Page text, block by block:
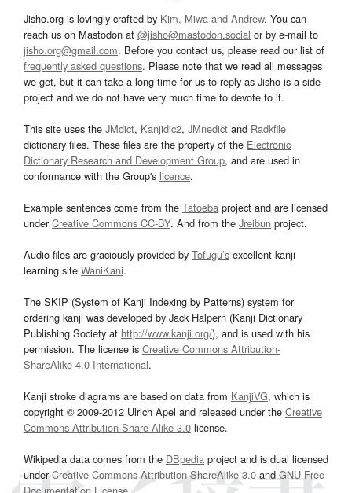
Jisho.org is lovingly crafted by Kim, Miwa and Andrew. You can
reach us on Mastodon at @jisho@mastodon.social or by e-mail to
jisho.org@gmail.com. Before you contact us, please read our list of
frequently asked questions. Please note that we read all messages
we get, but it can take a long time for us to reply as Jisho is a side
project and we do not have very much time to devote to it.
This site uses the JMdict, Kanjidic2, JMnedict and Radkfile
dictionary files. These files are the property of the Electronic
Dictionary Research and Development Group, and are used in
conformance with the Group's licence.
Example sentences come from the Tatoeba project and are licensed
underCreative Commons CC-BY. And from the Jreibun project.
Audio files are graciously provided by Tofugu’s excellent kanji
learning site WaniKani.
The SKIP (System of Kanji Indexing by Patterns) system for
ordering kanji was developed by Jack Halpern (Kanji Dictionary
Publishing Society at http://www.kanji.org/), and is used with his
permission. The license is Creative Commons Attribution-
ShareAlike 4.0 International.
Kanji stroke diagrams are based on data from KanjiVG, which is
copyright © 2009-2012 Ulrich Apel and released under the Creative
Commons Attribution-Share Alike 3.0 license.
Wikipedia data comes from the DBpedia project and is dual licensed
underCreative Commons Attribution-ShareAlike 3.0and GNU Free